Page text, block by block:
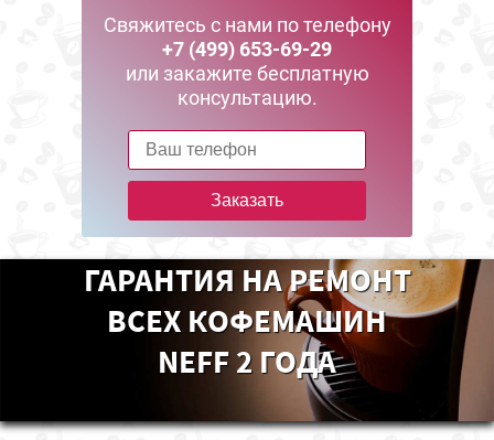
Свяжитесь с нами по телефону
+7 (499) 653-69-29
или закажите бесплатную
консультацию.
Заказать
ГАРАНТИЯ НА РЕМОНТ
ВСЕХ КОФЕМАШИН
NEFF 2 ГОДА